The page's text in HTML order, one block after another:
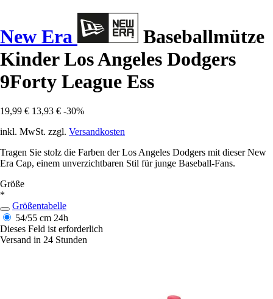
New Era
Baseballmütze
Kinder Los Angeles Dodgers
9Forty League Ess
19,99 € 13,93 € -30%
inkl. MwSt. zzgl. Versandkosten
Tragen Sie stolz die Farben der Los Angeles Dodgers mit dieser New
Era Cap, einem unverzichtbaren Stil für junge Baseball-Fans.
Größe
*
Größentabelle
54/55 cm 24h
Dieses Feld ist erforderlich
Versand in 24 Stunden